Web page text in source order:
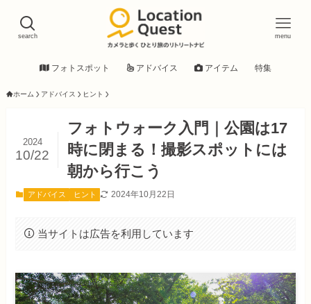
search menu
フォトスポット アドバイス アイテム 特集
ホーム アドバイス ヒント
フォトウォーク入門｜公園は17
時に閉まる！撮影スポットには
朝から行こう
2024
10/22
アドバイス ヒント 2024年10月22日
当サイトは広告を利用しています